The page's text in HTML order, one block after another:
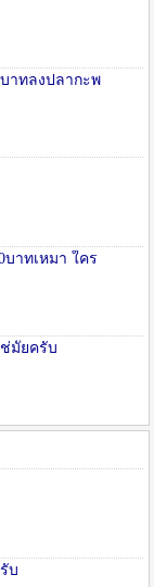
บาทลงปลากะพ
าทเหมา ใคร
มั๊ยครับ
บ